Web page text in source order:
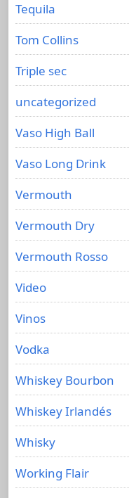
Tequila
Tom Collins
Triple sec
uncategorized
Vaso High Ball
Vaso Long Drink
Vermouth
Vermouth Dry
Vermouth Rosso
Video
Vinos
Vodka
Whiskey Bourbon
Whiskey Irlandés
Whisky
Working Flair